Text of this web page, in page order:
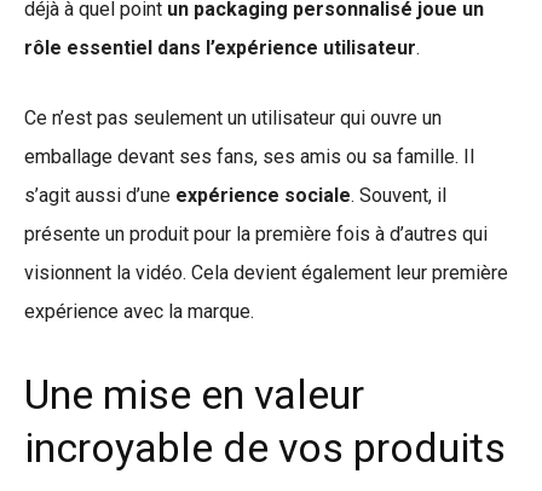
déjà à quel point un packaging personnalisé joue un
rôle essentiel dans l’expérience utilisateur.
Ce n’est pas seulement un utilisateur qui ouvre un
emballage devant ses fans, ses amis ou sa famille. Il
s’agit aussi d’une expérience sociale. Souvent, il
présente un produit pour la première fois à d’autres qui
visionnent la vidéo. Cela devient également leur première
expérience avec la marque.
Une mise en valeur
incroyable de vos produits